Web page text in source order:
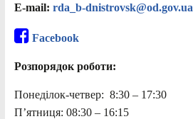
E-mail: rda_b-dnistrovsk@od.gov.ua
Facebook
Розпорядок роботи:
Понеділок-четвер: 8:30 – 17:30
П’ятниця: 08:30 – 16:15